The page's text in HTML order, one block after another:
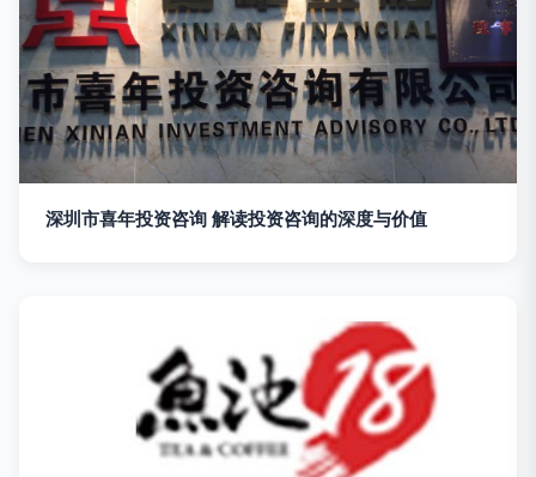
深圳市喜年投资咨询 解读投资咨询的深度与价值